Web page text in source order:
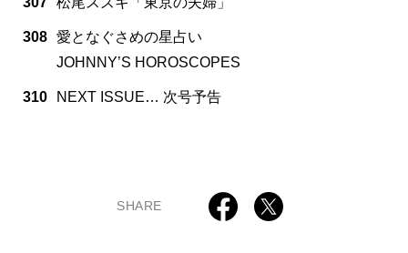
308 愛となぐさめの星占い
JOHNNY’S HOROSCOPES
310 NEXT ISSUE… 次号予告
SHARE